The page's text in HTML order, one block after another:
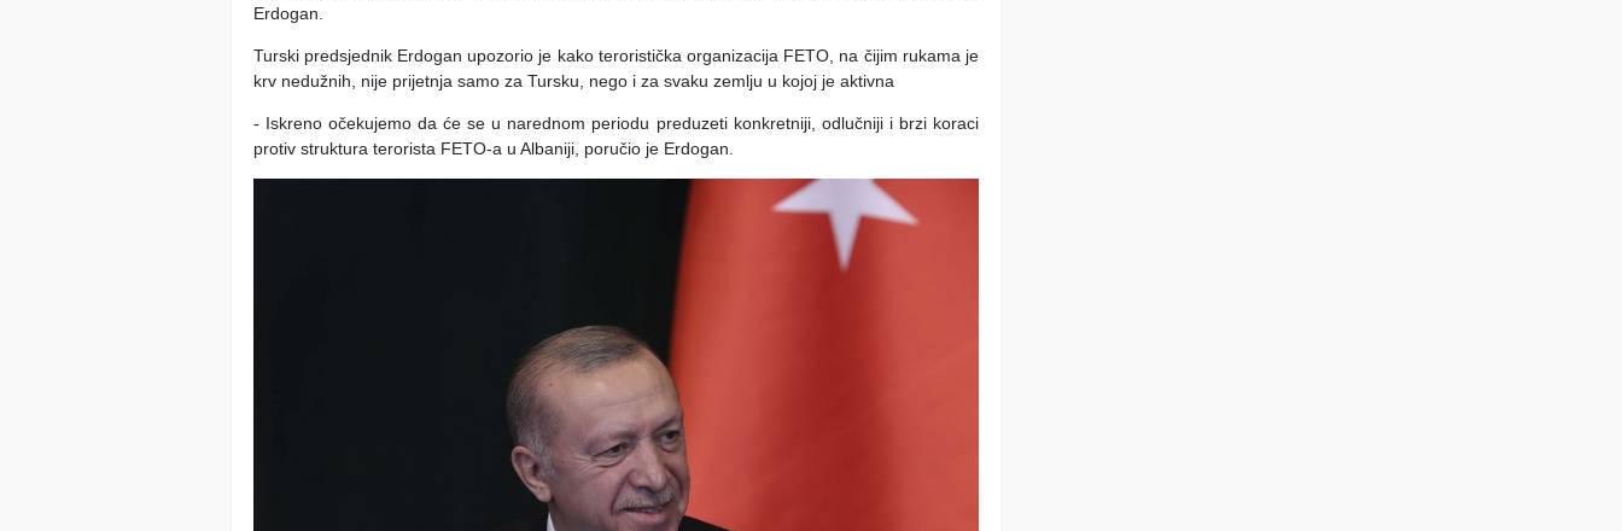
Erdogan.
Turski predsjednik Erdogan upozorio je kako teroristička organizacija FETO, na čijim rukama je
krv nedužnih, nije prijetnja samo za Tursku, nego i za svaku zemlju u kojoj je aktivna
- Iskreno očekujemo da će se u narednom periodu preduzeti konkretniji, odlučniji i brzi koraci
protiv struktura terorista FETO-a u Albaniji, poručio je Erdogan.